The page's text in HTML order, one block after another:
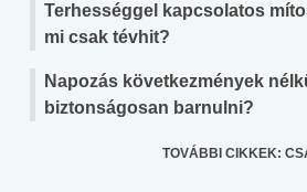
Terhességgel kapcsolatos
mi csak tévhit?
Napozás következmények
biztonságosan barnulni?
TOVÁBBI CIKKEK: